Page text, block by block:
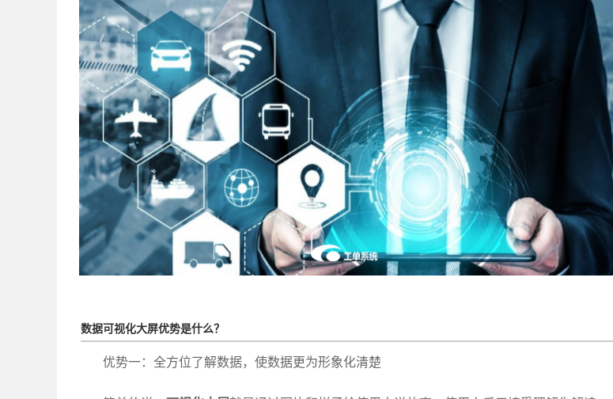
数据可视化大屏优势是什么？
优势一：全方位了解数据，使数据更为形象化清楚